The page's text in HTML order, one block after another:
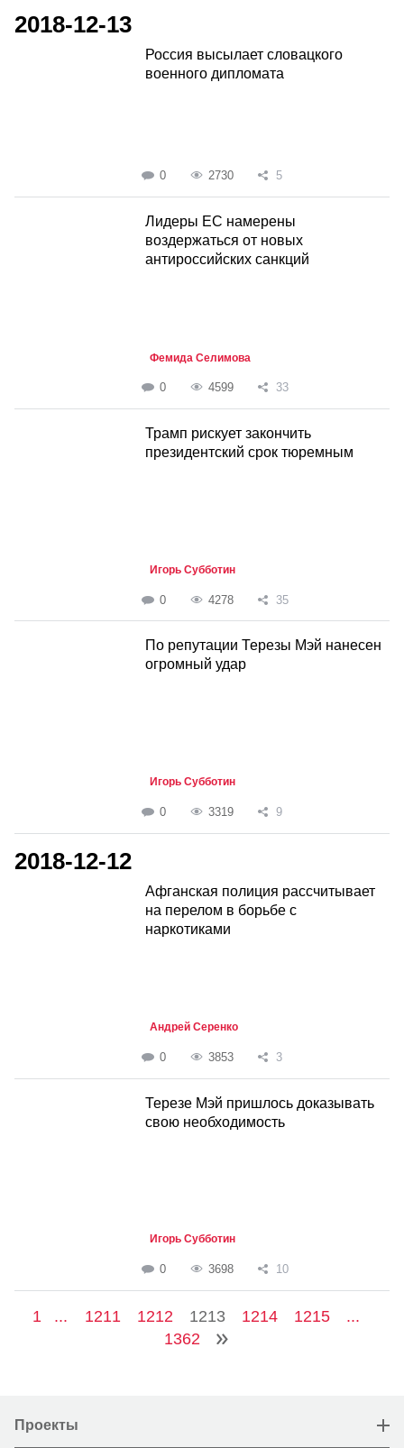
2018-12-13
Россия высылает словацкого
военного дипломата
0 2730 5
Лидеры ЕС намерены
воздержаться от новых
антироссийских санкций
Фемида Селимова
0 4599 33
Трамп рискует закончить
президентский срок тюремным
Игорь Субботин
0 4278 35
По репутации Терезы Мэй нанесен
огромный удар
Игорь Субботин
0 3319 9
2018-12-12
Афганская полиция рассчитывает
на перелом в борьбе с
наркотиками
Андрей Серенко
0 3853 3
Терезе Мэй пришлось доказывать
свою необходимость
Игорь Субботин
0 3698 10
1 ... 1211 1212 1213 1214 1215
...
1362
Проекты